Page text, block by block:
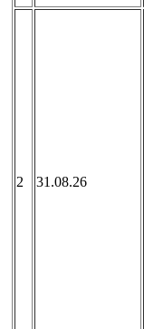
2 31.08.26